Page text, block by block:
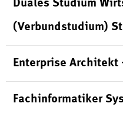
Duales Studium
(Verbundstudium)
Enterprise Architekt
Fachinformatiker